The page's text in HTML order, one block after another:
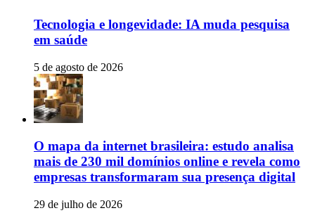
Tecnologia e longevidade: IA muda pesquisa
em saúde
5 de agosto de 2026
O mapa da internet brasileira: estudo analisa
mais de 230 mil domínios online e revela como
empresas transformaram sua presença digital
29 de julho de 2026